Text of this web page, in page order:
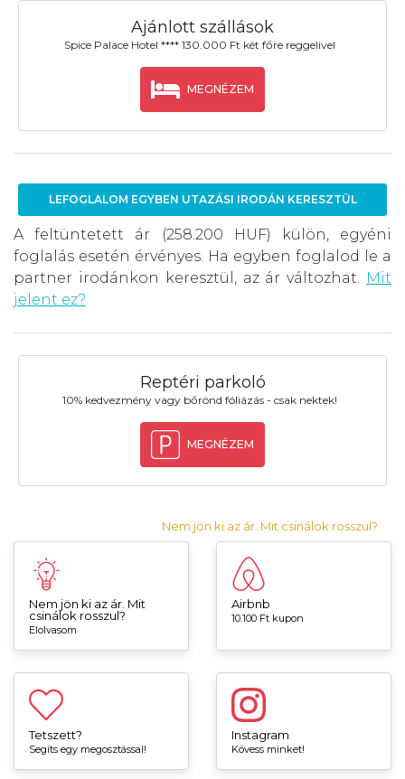
Ajánlott szállások
Spice Palace Hotel **** 130.000 Ft két főre reggelivel
MEGNÉZEM
LEFOGLALOM EGYBEN UTAZÁSI IRODÁN KERESZTÜL
A feltüntetett ár (258.200 HUF) külön, egyéni
foglalás esetén érvényes. Ha egyben foglalod le a
partner irodánkon keresztül, az ár változhat. Mit
jelent ez?
Reptéri parkoló
10% kedvezmény vagy bőrönd fóliázás - csak nektek!
MEGNÉZEM
Nem jön ki az ár. Mit csinálok rosszul?
Nem jön ki az ár. Mit
csinálok rosszul?
Elolvasom
Airbnb
10.100 Ft kupon
Tetszett?
Segíts egy megosztással!
Instagram
Kövess minket!